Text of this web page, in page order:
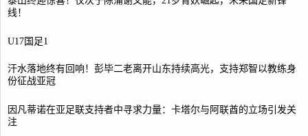
线！
U17国足1
汗水落地终有回响！彭毕二老离开山东持续高光，支持郑智以教练身
份征战亚冠
因凡蒂诺在亚足联支持者中寻求力量：卡塔尔与阿联酋的立场引发关
注